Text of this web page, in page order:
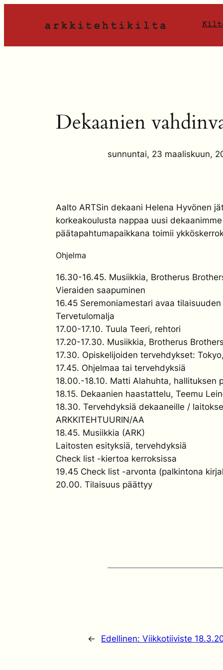
Dekaanien
sunnuntai, 23 maaliskuun,
Aalto ARTSin dekaani Helena Hyvönen
korkeakoulusta nappaa uusi
päätapahtumapaikkana toimii
Ohjelma
16.30-16.45. Musiikkia, Brotherus
Vieraiden saapuminen
16.45 Seremoniamestari avaa
Tervetulomalja
17.00-17.10. Tuula Teeri, rehtori
17.20-17.30. Musiikkia, Brotherus Brothers
17.30. Opiskelijoiden tervehdykset:
17.45. Ohjelmaa tai tervehdyksiä
18.00.-18.10. Matti Alahuhta, hallituksen
18.15. Dekaanien haastattelu, Teemu
18.30. Tervehdyksiä dekaaneille /
ARKKITEHTUURIN/AA
18.45. Musiikkia (ARK)
Laitosten esityksiä, tervehdyksiä
Check list -kiertoa kerroksissa
19.45 Check list -arvonta (palkintona
20.00. Tilaisuus päättyy
← Edellinen: Viikkotiiviste